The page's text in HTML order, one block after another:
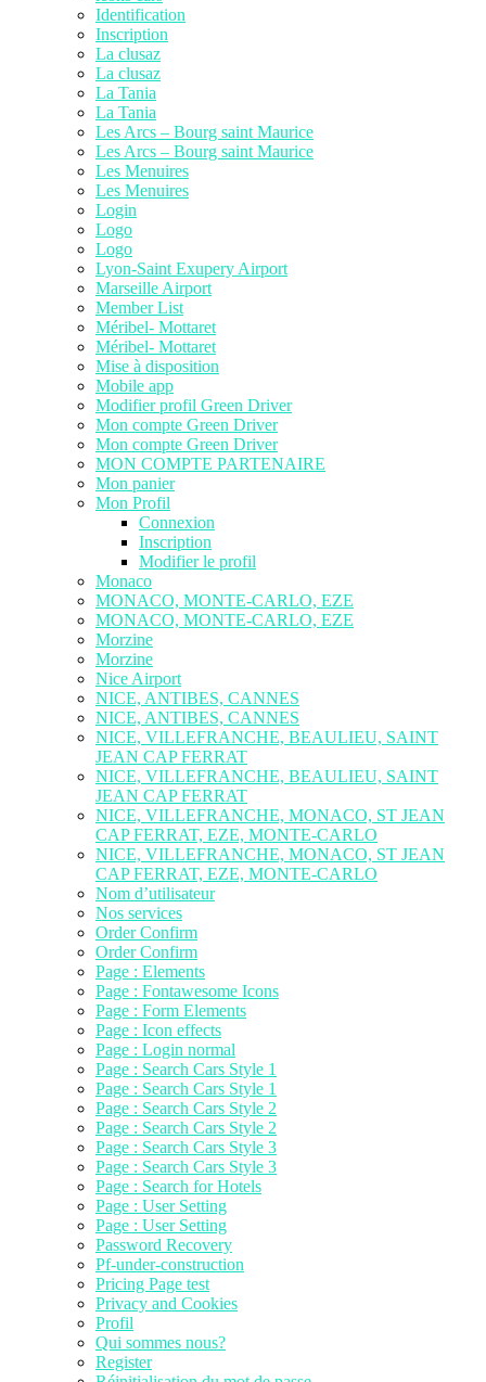
Identification
Inscription
La clusaz
La clusaz
La Tania
La Tania
Les Arcs – Bourg saint Maurice
Les Arcs – Bourg saint Maurice
Les Menuires
Les Menuires
Login
Logo
Logo
Lyon-Saint Exupery Airport
Marseille Airport
Member List
Méribel- Mottaret
Méribel- Mottaret
Mise à disposition
Mobile app
Modifier profil Green Driver
Mon compte Green Driver
Mon compte Green Driver
MON COMPTE PARTENAIRE
Mon panier
Mon Profil
Connexion
Inscription
Modifier le profil
Monaco
MONACO, MONTE-CARLO, EZE
MONACO, MONTE-CARLO, EZE
Morzine
Morzine
Nice Airport
NICE, ANTIBES, CANNES
NICE, ANTIBES, CANNES
NICE, VILLEFRANCHE, BEAULIEU, SAINT
JEAN CAP FERRAT
NICE, VILLEFRANCHE, BEAULIEU, SAINT
JEAN CAP FERRAT
NICE, VILLEFRANCHE, MONACO, ST JEAN
CAP FERRAT, EZE, MONTE-CARLO
NICE, VILLEFRANCHE, MONACO, ST JEAN
CAP FERRAT, EZE, MONTE-CARLO
Nom d’utilisateur
Nos services
Order Confirm
Order Confirm
Page : Elements
Page : Fontawesome Icons
Page : Form Elements
Page : Icon effects
Page : Login normal
Page : Search Cars Style 1
Page : Search Cars Style 1
Page : Search Cars Style 2
Page : Search Cars Style 2
Page : Search Cars Style 3
Page : Search Cars Style 3
Page : Search for Hotels
Page : User Setting
Page : User Setting
Password Recovery
Pf-under-construction
Pricing Page test
Privacy and Cookies
Profil
Qui sommes nous?
Register